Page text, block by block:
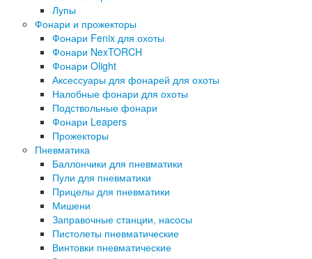
Лупы
Фонари и прожекторы
Фонари Fenix для охоты
Фонари NexTORCH
Фонари Olight
Аксессуары для фонарей для охоты
Налобные фонари для охоты
Подствольные фонари
Фонари Leapers
Прожекторы
Пневматика
Баллончики для пневматики
Пули для пневматики
Прицелы для пневматики
Мишени
Заправочные станции, насосы
Пистолеты пневматические
Винтовки пневматические